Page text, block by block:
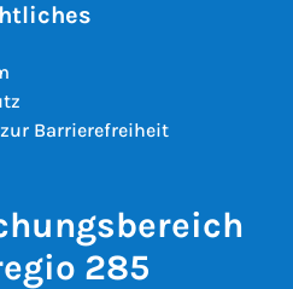
285
Barrierefreiheit